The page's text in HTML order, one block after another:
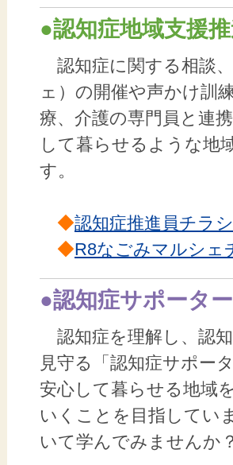
●認知症地域支援
認知症に関する相談
ェ）の開催や声かけ訓
療、介護の専門員と連
して暮らせるような地
す。
◆認知症推進員チラ
◆R8なごみマルシェ
●認知症サポータ
認知症を理解し、認
見守る「認知症サポー
安心して暮らせる地域
いくことを目指してい
いて学んでみませんか？